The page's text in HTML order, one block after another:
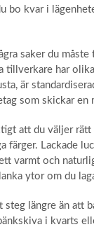
bo kvar i
saker du
tillverkare har
är
som skickar en
att du väljer
färger. Lackade
varmt och
ytor om du
längre än att
i kvarts